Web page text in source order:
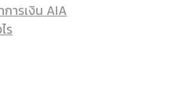
ารเงิน AIA
ร